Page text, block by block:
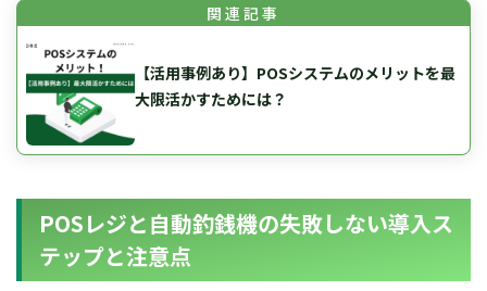
【活用事例あり】POSシステムのメリットを最
大限活かすためには？
POSレジと自動釣銭機の失敗しない導入ス
テップと注意点